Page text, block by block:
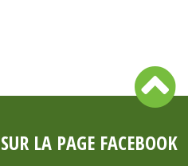
SUR LA PAGE FACEBOOK